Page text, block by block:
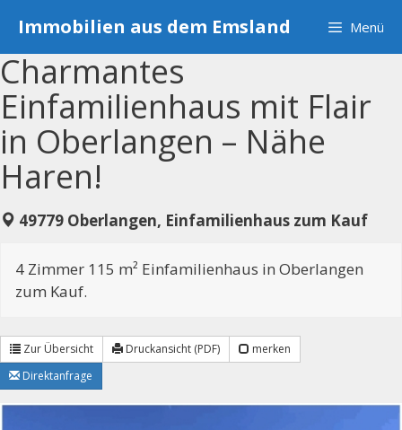
Inhalt
springen
Immobilien aus dem Emsland Menü
Charmantes
Einfamilienhaus mit Flair
in Oberlangen – Nähe
Haren!
49779 Oberlangen, Einfamilienhaus zum Kauf
4 Zimmer 115 m² Einfamilienhaus in Oberlangen
zum Kauf.
Zur Übersicht Druckansicht (PDF)
merken
Direktanfrage